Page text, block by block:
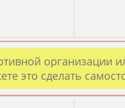
организации
это сделать